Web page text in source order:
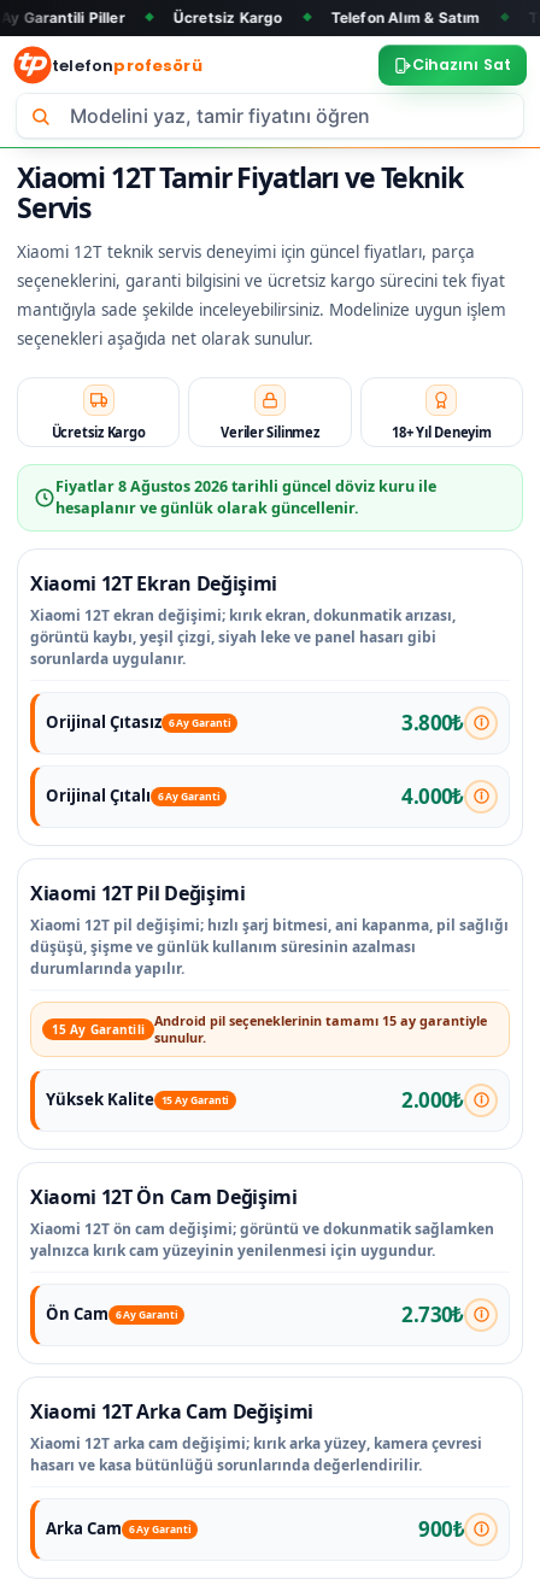
◆ Ücretsiz Kargo ◆ Telefon Alım & Satım ◆ Tüm Marka
telefonprofesörü Cihazını Sat
Xiaomi 12T Tamir Fiyatları ve Teknik
Servis
Xiaomi 12T teknik servis deneyimi için güncel fiyatları, parça
seçeneklerini, garanti bilgisini ve ücretsiz kargo sürecini tek fiyat
mantığıyla sade şekilde inceleyebilirsiniz. Modelinize uygun işlem
seçenekleri aşağıda net olarak sunulur.
Ücretsiz Kargo Veriler Silinmez 18+ Yıl Deneyim
Fiyatlar8 Ağustos 2026tarihli güncel döviz kuru ile
hesaplanır ve günlük olarak güncellenir.
Xiaomi 12T Ekran Değişimi
Xiaomi 12T ekran değişimi; kırık ekran, dokunmatik arızası,
görüntü kaybı, yeşil çizgi, siyah leke ve panel hasarı gibi
sorunlarda uygulanır.
Orijinal Çıtasız 6 Ay Garanti 3.800₺
Orijinal Çıtalı 6 Ay Garanti 4.000₺
Xiaomi 12T Pil Değişimi
Xiaomi 12T pil değişimi; hızlı şarj bitmesi, ani kapanma, pil sağlığı
düşüşü, şişme ve günlük kullanım süresinin azalması
durumlarında yapılır.
15 Ay Garantili Android pil seçeneklerinin tamamı 15 ay garantiyle
sunulur.
Yüksek Kalite 15 Ay Garanti 2.000₺
Xiaomi 12T Ön Cam Değişimi
Xiaomi 12T ön cam değişimi; görüntü ve dokunmatik sağlamken
yalnızca kırık cam yüzeyinin yenilenmesi için uygundur.
Ön Cam 6 Ay Garanti 2.730₺
Xiaomi 12T Arka Cam Değişimi
Xiaomi 12T arka cam değişimi; kırık arka yüzey, kamera çevresi
hasarı ve kasa bütünlüğü sorunlarında değerlendirilir.
Arka Cam 6 Ay Garanti 900₺